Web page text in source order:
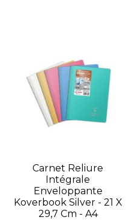
Carnet Reliure
Intégrale
Enveloppante
Koverbook Silver - 21 X
29,7 Cm - A4